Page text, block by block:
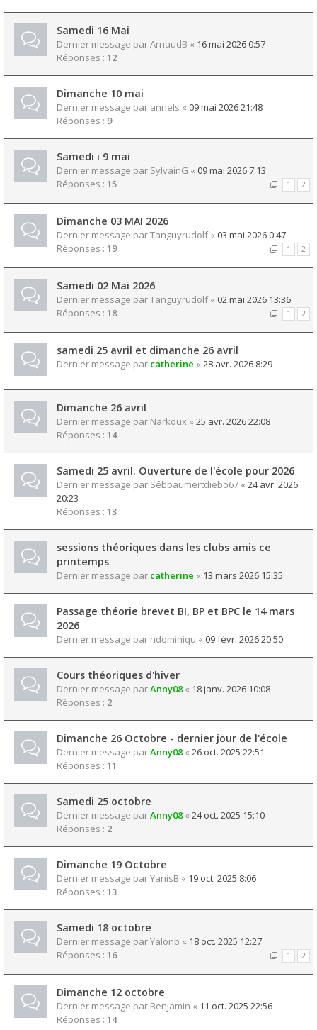
Samedi 16 Mai
Dernier message parArnaudB « 16 mai 2026 0:57
Réponses : 12
Dimanche 10 mai
Dernier message par annels « 09 mai 2026 21:48
Réponses : 9
Samedi i 9 mai
Dernier message par SylvainG « 09 mai 2026 7:13
Réponses : 15 1 2
Dimanche 03 MAI 2026
Dernier message parTanguyrudolf« 03 mai 2026 0:47
Réponses : 19 1 2
Samedi 02 Mai 2026
Dernier message parTanguyrudolf« 02 mai 2026 13:36
Réponses : 18 1 2
samedi 25 avril et dimanche 26 avril
Dernier message par catherine « 28 avr. 2026 8:29
Dimanche 26 avril
Dernier message par Narkoux « 25 avr. 2026 22:08
Réponses : 14
Samedi 25 avril. Ouverture de l'école pour 2026
Dernier message par Sébbaumertdiebo67 « 24 avr. 2026
20:23
Réponses : 13
sessions théoriques dans les clubs amis ce
printemps
Dernier message par catherine « 13 mars 2026 15:35
Passage théorie brevet BI, BP et BPC le 14 mars
2026
Dernier message par ndominiqu « 09 févr. 2026 20:50
Cours théoriques d'hiver
Dernier message parAnny08« 18 janv. 2026 10:08
Réponses : 2
Dimanche 26 Octobre - dernier jour de l'école
Dernier message parAnny08« 26 oct. 2025 22:51
Réponses : 11
Samedi 25 octobre
Dernier message parAnny08« 24 oct. 2025 15:10
Réponses : 2
Dimanche 19 Octobre
Dernier message parYanisB « 19 oct. 2025 8:06
Réponses : 13
Samedi 18 octobre
Dernier message parYalonb « 18 oct. 2025 12:27
Réponses : 16 1 2
Dimanche 12 octobre
Dernier message par Benjamin « 11 oct. 2025 22:56
Réponses : 14